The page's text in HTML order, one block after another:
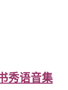
秀语音集